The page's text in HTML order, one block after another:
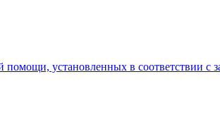
установленных в соответствии с